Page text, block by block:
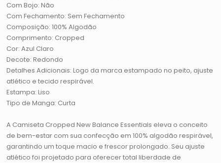
Com Bojo: Não
Com Fechamento: Sem Fechamento
Composição: 100% Algodão
Comprimento: Cropped
Cor: Azul Claro
Decote: Redondo
Detalhes Adicionais: Logo da marca estampado no peito, ajuste
atlético e tecido respirável.
Estampa: Liso
Tipo de Manga: Curta
A Camiseta Cropped New Balance Essentials eleva o conceito
de bem-estar com sua confecção em 100% algodão respirável,
garantindo um toque macio e frescor prolongado. Seu ajuste
atlético foi projetado para oferecer total liberdade de